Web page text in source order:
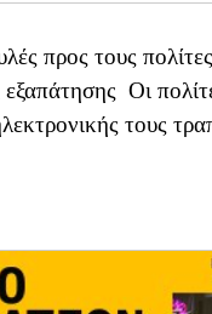
προς τους
εξαπάτησης Οι
τους